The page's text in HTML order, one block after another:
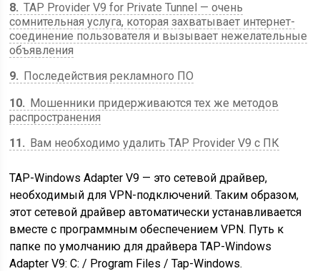
8 TAP Provider V9 for Private Tunnel — очень
сомнительная услуга, которая захватывает интернет-
соединение пользователя и вызывает нежелательные
объявления
9
Последействия рекламного ПО
10
Мошенники придерживаются тех же методов
распространения
11
Вам необходимо удалить TAP Provider V9 с ПК
TAP-Windows Adapter V9 — это сетевой драйвер,
необходимый для VPN-подключений. Таким образом,
этот сетевой драйвер автоматически устанавливается
вместе с программным обеспечением VPN. Путь к
папке по умолчанию для драйвера TAP-Windows
Adapter V9: C: / Program Files / Tap-Windows.